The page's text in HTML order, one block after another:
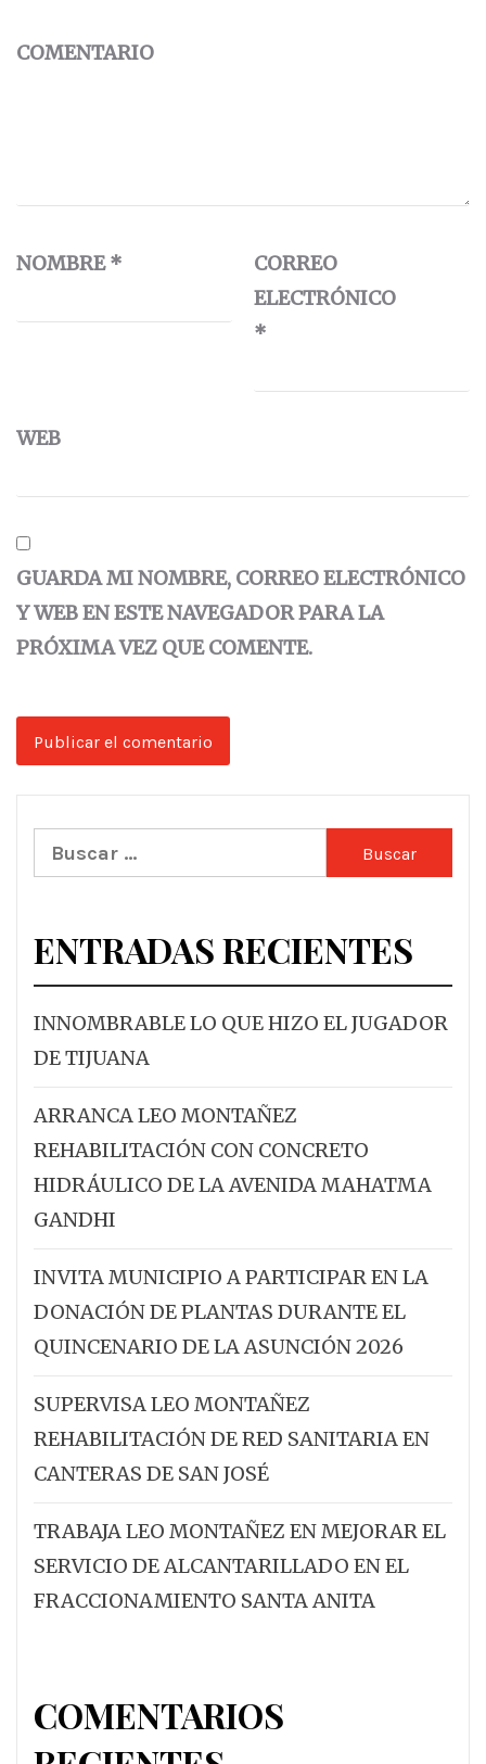
COMENTARIO
NOMBRE*
CORREO
ELECTRÓNICO
*
WEB
GUARDA MI NOMBRE, CORREO ELECTRÓNICO
Y WEB EN ESTE NAVEGADOR PARA LA
PRÓXIMA VEZ QUE COMENTE.
Buscar:
ENTRADAS RECIENTES
INNOMBRABLE LO QUE HIZO EL JUGADOR
DE TIJUANA
ARRANCA LEO MONTAÑEZ
REHABILITACIÓN CON CONCRETO
HIDRÁULICO DE LA AVENIDA MAHATMA
GANDHI
INVITA MUNICIPIO A PARTICIPAR EN LA
DONACIÓN DE PLANTAS DURANTE EL
QUINCENARIO DE LA ASUNCIÓN 2026
SUPERVISA LEO MONTAÑEZ
REHABILITACIÓN DE RED SANITARIA EN
CANTERAS DE SAN JOSÉ
TRABAJA LEO MONTAÑEZ EN MEJORAR EL
SERVICIO DE ALCANTARILLADO EN EL
FRACCIONAMIENTO SANTA ANITA
COMENTARIOS